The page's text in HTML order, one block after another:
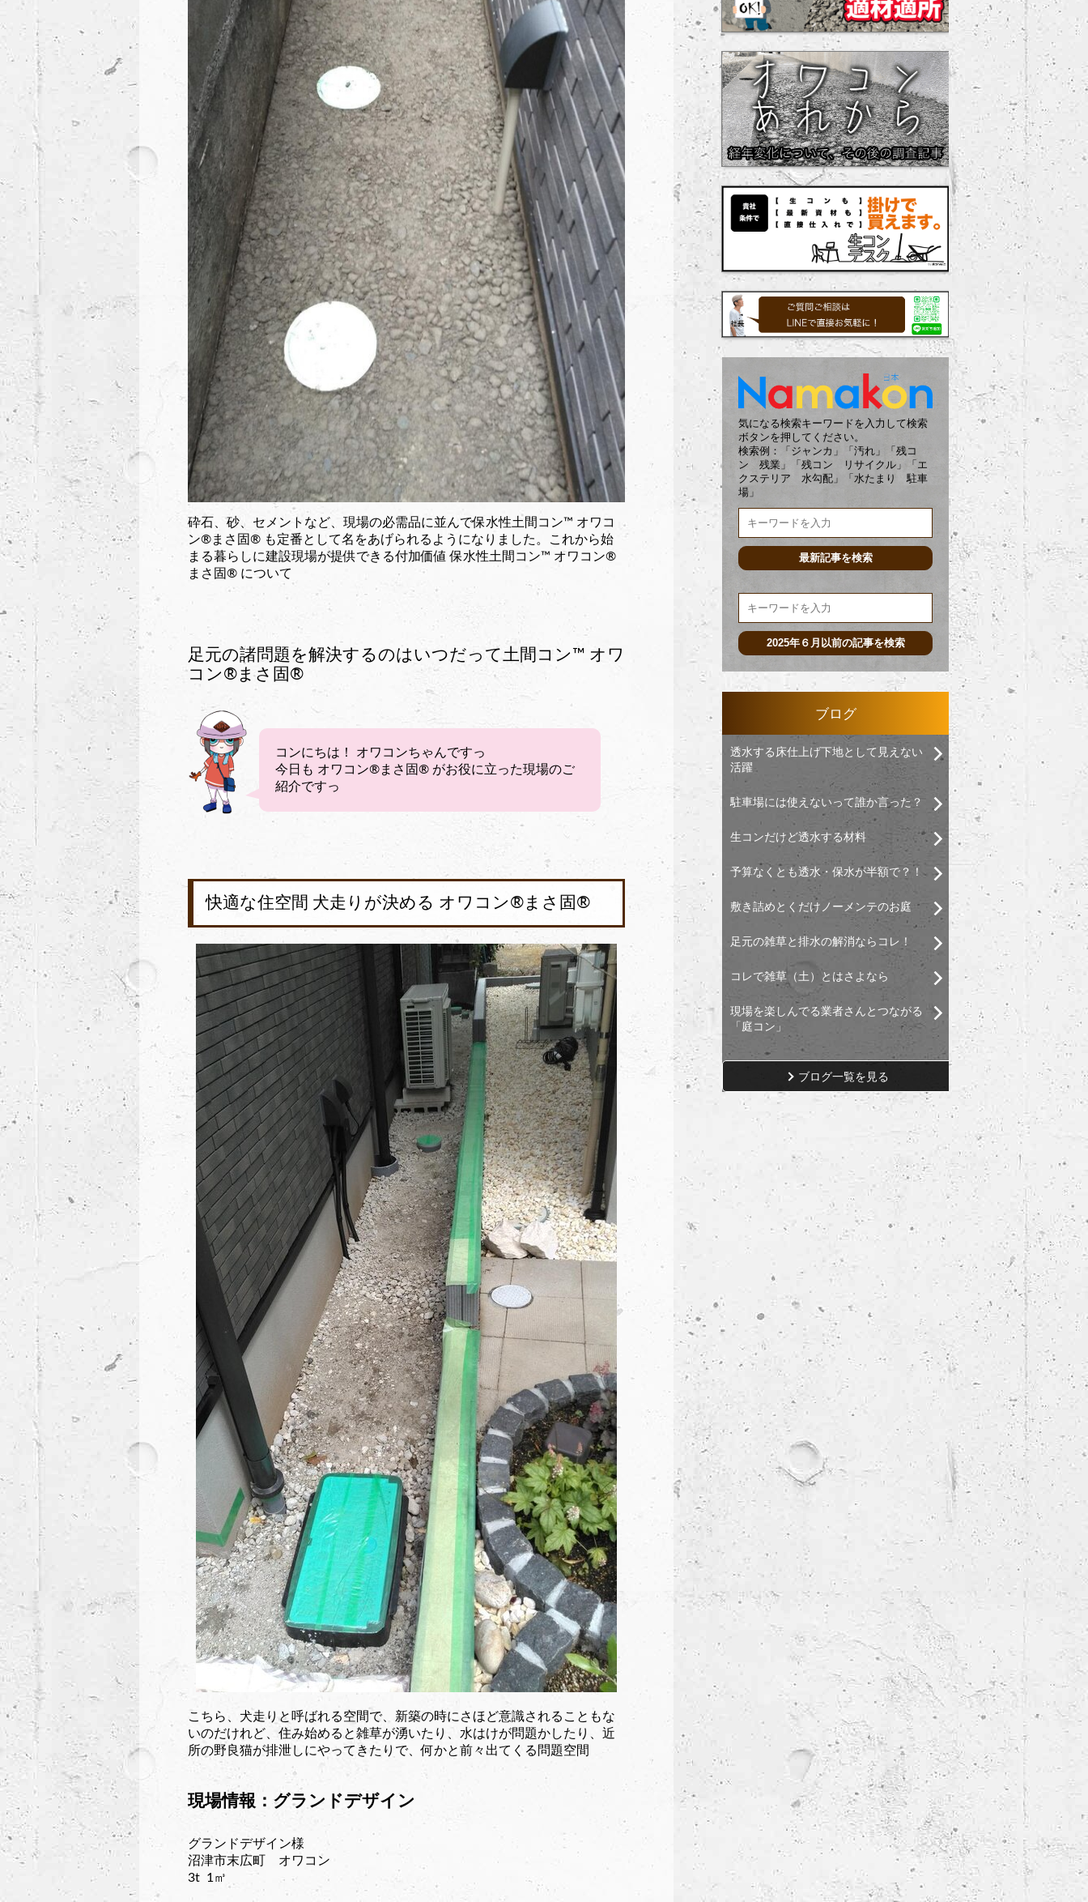
砕石、砂、セメントなど、現場の必需品に並んで保水性土間コン™︎ オワコ
ン®︎まさ固®︎ も定番として名をあげられるようになりました。これから始
まる暮らしに建設現場が提供できる付加価値 保水性土間コン™︎ オワコン®︎
まさ固®︎ について
足元の諸問題を解決するのはいつだって土間コン™︎ オワ
コン®︎まさ固®︎
コンにちは！ オワコンちゃんですっ
今日も オワコン®︎まさ固®︎ がお役に立った現場のご
紹介ですっ
快適な住空間 犬走りが決める オワコン®︎まさ固®︎
こちら、犬走りと呼ばれる空間で、新築の時にさほど意識されることもな
いのだけれど、住み始めると雑草が湧いたり、水はけが問題かしたり、近
所の野良猫が排泄しにやってきたりで、何かと前々出てくる問題空間
現場情報：グランドデザイン
グランドデザイン様
沼津市末広町 オワコン
3t 1㎥
気になる検索キーワードを入力して検索
ボタンを押してください。
検索例：「ジャンカ」「汚れ」「残コ
ン 残業」「残コン リサイクル」「エ
クステリア 水勾配」「水たまり 駐車
場」
ブログ
透水する床仕上げ下地として見えない
活躍
駐車場には使えないって誰か言った？
生コンだけど透水する材料
予算なくとも透水・保水が半額で？！
敷き詰めとくだけノーメンテのお庭
足元の雑草と排水の解消ならコレ！
コレで雑草（土）とはさよなら
現場を楽しんでる業者さんとつながる
「庭コン」
ブログ一覧を見る